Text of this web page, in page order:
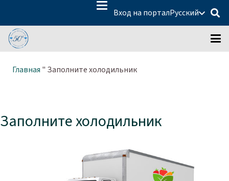
Вход на порталРусский
Главная " Заполните холодильник
Заполните холодильник